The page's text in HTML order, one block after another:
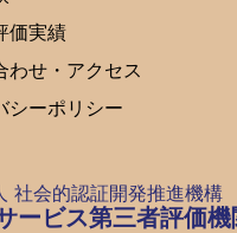
価実績
わせ・アクセス
シーポリシー
社会的認証開発推進機構
ービス第三者評価機